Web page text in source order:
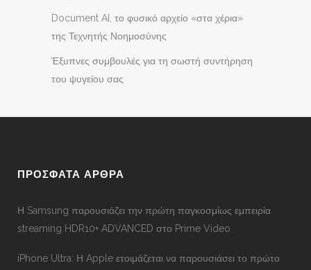
Document AI, το φυσικό αρχείο «στα χέρια»
της Τεχνητής Νοημοσύνης
Έξυπνες συμβουλές για τη σωστή συντήρηση
του ψυγείου σας
ΠΡΟΣΦΑΤΑ ΑΡΘΡΑ
Η Samsung παρουσιάζει την πρώτη παγκοσμίως εμπειρία
streaming HDR10+ ADVANCED στο Prime Video
iPhone Ultra: Η Apple ετοιμάζεται να παρουσιάσει το πρώτο